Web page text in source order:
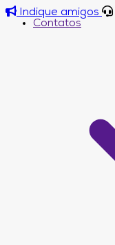
Indique amigos
Contatos